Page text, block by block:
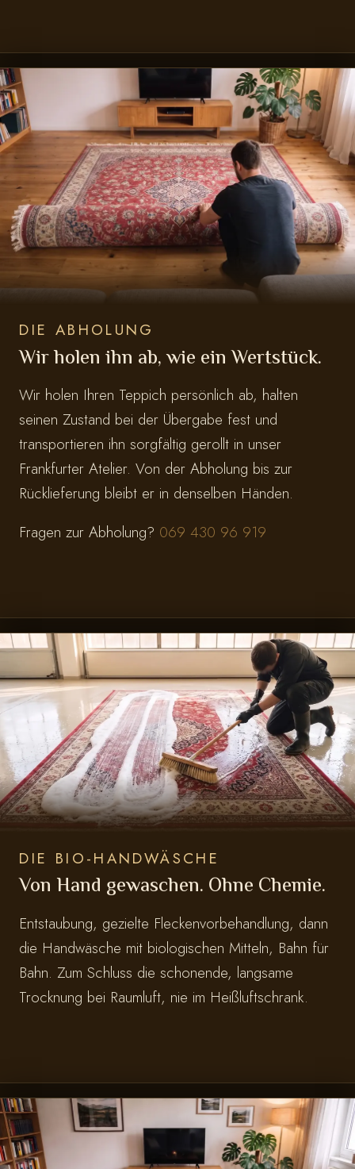
DIE ABHOLUNG
Wir holen ihn ab, wie ein Wertstück.
Wir holen Ihren Teppich persönlich ab, halten
seinen Zustand bei der Übergabe fest und
transportieren ihn sorgfältig gerollt in unser
Frankfurter Atelier. Von der Abholung bis zur
Rücklieferung bleibt er in denselben Händen.
Fragen zur Abholung? 069 430 96 919
DIE BIO-HANDWÄSCHE
Von Hand gewaschen. Ohne Chemie.
Entstaubung, gezielte Fleckenvorbehandlung, dann
die Handwäsche mit biologischen Mitteln, Bahn für
Bahn. Zum Schluss die schonende, langsame
Trocknung bei Raumluft, nie im Heißluftschrank.